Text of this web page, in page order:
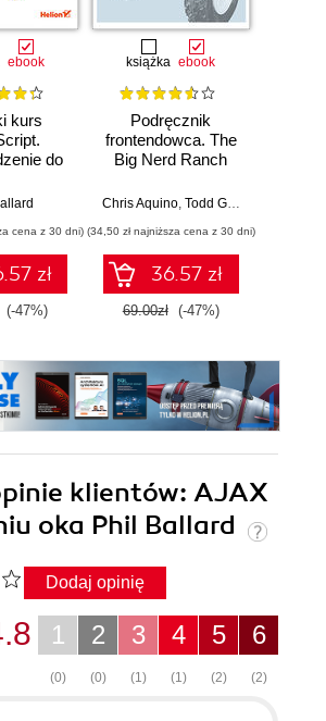
ebook
kurs
do
cena z 30 dni)
zł
(-47%)
książka ebook
Podręcznik
frontendowca. The
Big Nerd Ranch
Chris Aquino, Todd Gandee
(34,50 zł najniższa cena z 30 dni)
36.57 zł
69.00zł (-47%)
klientów: AJAX
oka Phil Ballard
Dodaj opinię
6
(2)
5
(2)
4
(1)
3
(1)
2
(0)
1
(0)